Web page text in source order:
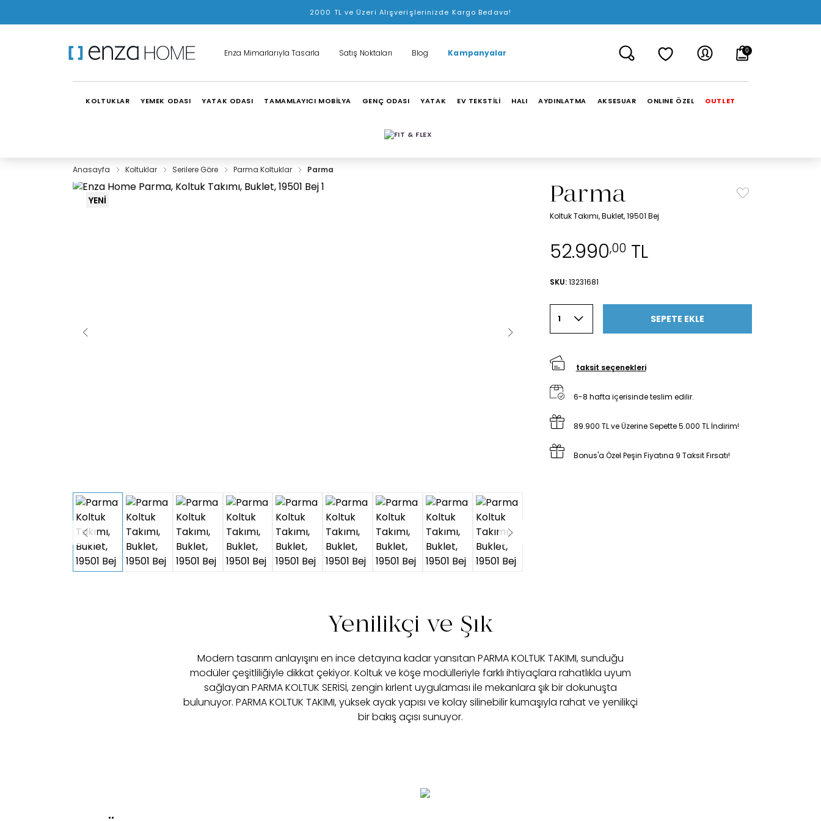
2000 TL ve Üzeri Alışverişlerinizde Kargo Bedava!
Enza Mimarlarıyla Tasarla Satış Noktaları Blog Kampanyalar 0
KOLTUKLAR YEMEK ODASI YATAK ODASI TAMAMLAYICI MOBİLYA GENÇ ODASI YATAK EV TEKSTİLİ HALI AYDINLATMA AKSESUAR ONLINE ÖZEL OUTLET
Anasayfa Koltuklar Serilere Göre Parma Koltuklar Parma
YENİ Parma
Koltuk Takımı, Buklet, 19501 Bej
52.990,00TL
SKU: 13231681
1 SEPETE EKLE
taksit seçenekleri
6-8 hafta içerisinde teslim edilir.
89.900 TL ve Üzerine Sepette 5.000 TL İndirim!
Bonus'a Özel Peşin Fiyatına 9 Taksit Fırsatı!
Yenilikçi ve Şık
Modern tasarım anlayışını en ince detayına kadar yansıtan PARMA KOLTUK TAKIMI, sunduğu
modüler çeşitliliğiyle dikkat çekiyor. Koltuk ve köşe modülleriyle farklı ihtiyaçlara rahatlıkla uyum
sağlayan PARMA KOLTUK SERİSİ, zengin kırlent uygulaması ile mekanlara şık bir dokunuşta
bulunuyor. PARMA KOLTUK TAKIMI, yüksek ayak yapısı ve kolay silinebilir kumaşıyla rahat ve yenilikçi
bir bakış açısı sunuyor.